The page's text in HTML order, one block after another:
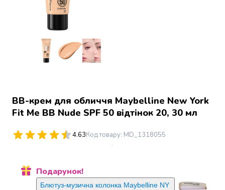
Джин
Ром
мескаль
Лікери
бальзами,
біттери
і
Слабоалкогольні
напої
ВВ-крем для обличчя Maybelline New York
Fit Me BB Nude SPF 50 відтінок 20, 30 мл
4.63Код товару: MD_1318055
Подарунок!
Блютуз-музична колонка Maybelline NY